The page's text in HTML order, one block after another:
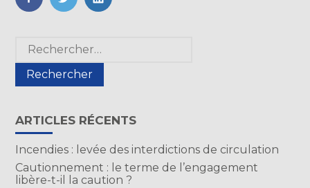
FaceBook
TwitterLinkedIn
Blog
sidebar
Rechercher :
ARTICLES RÉCENTS
Incendies : levée des interdictions de circulation
Cautionnement : le terme de l’engagement
libère-t-il la caution ?